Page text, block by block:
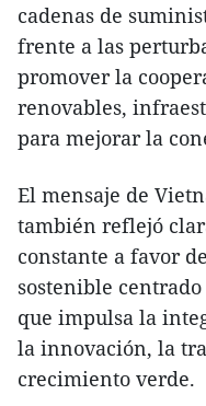
cadenas de
frente a las
promover la
renovables,
para mejorar la
El mensaje de
también reflejó
constante a favor
sostenible
que impulsa la
la innovación, la
crecimiento verde.